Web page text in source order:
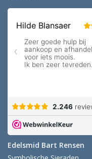
Edelsmid Bart Rensen